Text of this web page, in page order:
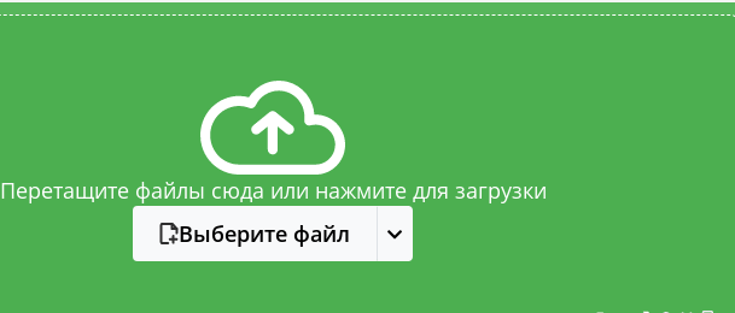
Перетащите файлы сюда или нажмите для загрузки
Выберите файл